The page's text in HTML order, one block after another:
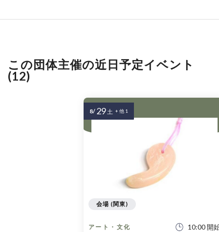
この団体主催の近日予定イベント
(12)
アート・文化 10:00 開
会場 (関東)
8/ 29土 + 他 1